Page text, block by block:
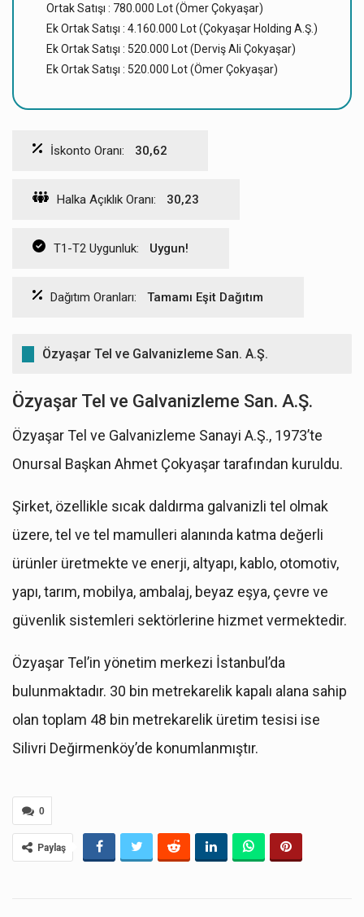
Ortak Satışı : 780.000 Lot (Ömer Çokyaşar)
Ek Ortak Satışı : 4.160.000 Lot (Çokyaşar Holding A.Ş.)
Ek Ortak Satışı : 520.000 Lot (Derviş Ali Çokyaşar)
Ek Ortak Satışı : 520.000 Lot (Ömer Çokyaşar)
İskonto Oranı: 30,62
Halka Açıklık Oranı: 30,23
T1-T2 Uygunluk: Uygun!
Dağıtım Oranları: Tamamı Eşit Dağıtım
Özyaşar Tel ve Galvanizleme San. A.Ş.
Özyaşar Tel ve Galvanizleme San. A.Ş.
Özyaşar Tel ve Galvanizleme Sanayi A.Ş., 1973’te
Onursal Başkan Ahmet Çokyaşar tarafından kuruldu.
Şirket, özellikle sıcak daldırma galvanizli tel olmak
üzere, tel ve tel mamulleri alanında katma değerli
ürünler üretmekte ve enerji, altyapı, kablo, otomotiv,
yapı, tarım, mobilya, ambalaj, beyaz eşya, çevre ve
güvenlik sistemleri sektörlerine hizmet vermektedir.
Özyaşar Tel’in yönetim merkezi İstanbul’da
bulunmaktadır. 30 bin metrekarelik kapalı alana sahip
olan toplam 48 bin metrekarelik üretim tesisi ise
Silivri Değirmenköy’de konumlanmıştır.
0
Paylaş